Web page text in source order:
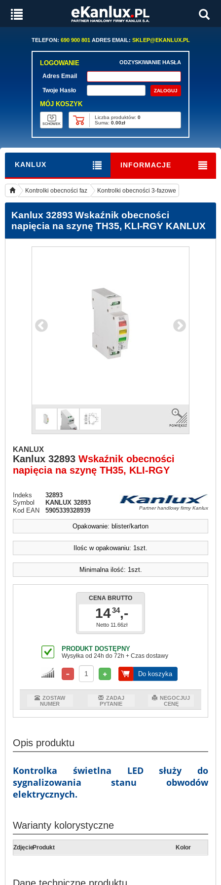
TELEFON: 690 900 801ADRES EMAIL: SKLEP@EKANLUX.PL
LOGOWANIE ODZYSKIWANIE HASŁA
Adres Email
Twoje Hasło
MÓJ KOSZYK
SCHOWEK
Liczba produktów: 0
Suma: 0.00zł
KANLUX INFORMACJE
Kontrolki obecności faz Kontrolki obecności 3-fazowe
Kanlux 32893 Wskaźnik obecności
napięcia na szynę TH35, KLI-RGY KANLUX
KANLUX
Kanlux 32893 Wskaźnik obecności
napięcia na szynę TH35, KLI-RGY
Indeks
32893
Symbol
KANLUX 32893
Kod EAN
5905339328939 Partner handlowy firmy Kanlux
Opakowanie: blister/karton
Ilośc w opakowaniu: 1szt.
Minimalna ilość: 1szt.
CENA BRUTTO
1434,-
Netto 11.66zł
PRODUKT DOSTĘPNY
Wysyłka od 24h do 72h + Czas dostawy
Do koszyka
ZOSTAW
NUMER
ZADAJ
PYTANIE
NEGOCJUJ
CENĘ
Opis produktu
Kontrolka świetlna LED służy do
sygnalizowania stanu obwodów
elektrycznych.
Warianty kolorystyczne
ZdjęcieProdukt Kolor